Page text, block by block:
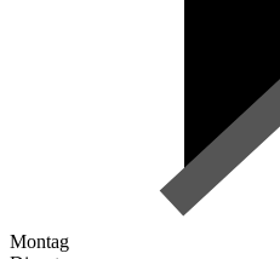
Montag